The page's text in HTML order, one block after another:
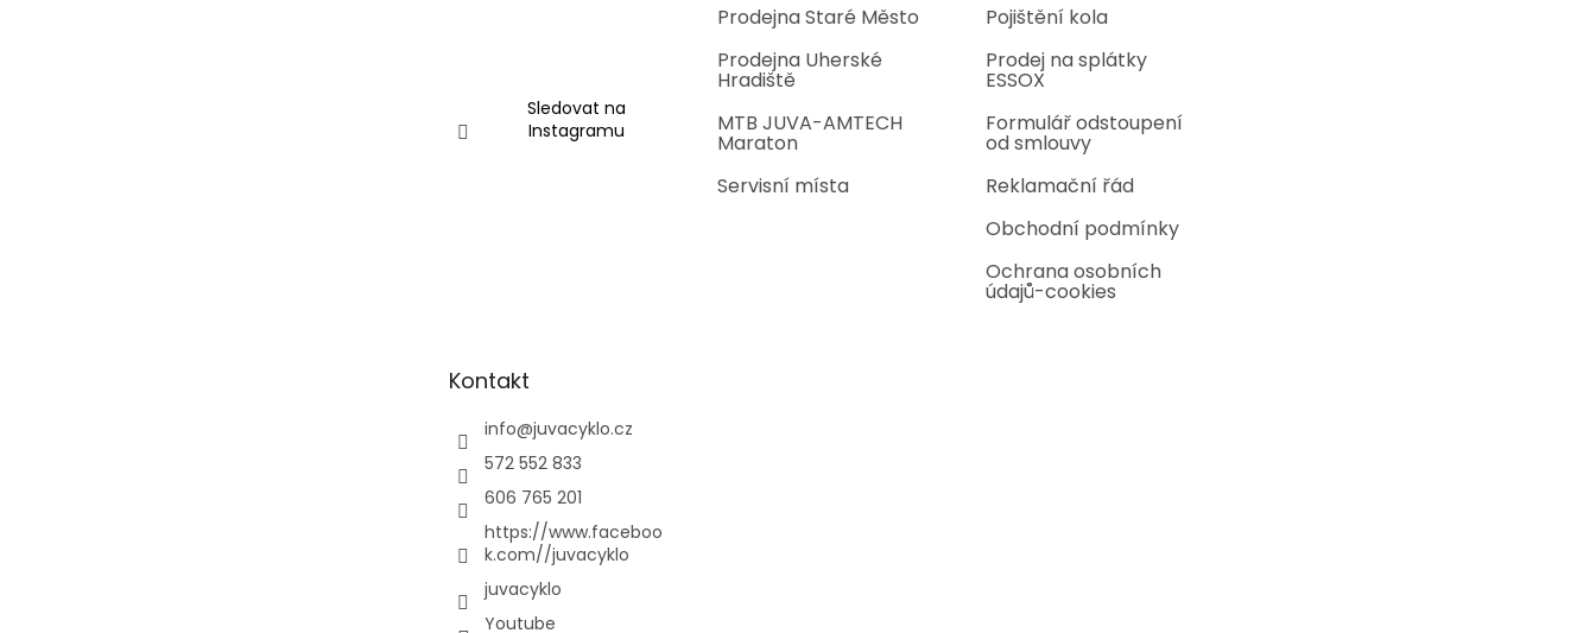
Sledovat na
Instagramu
Prodejna Staré Město
Prodejna Uherské
Hradiště
MTB JUVA-AMTECH
Maraton
Servisní místa
Pojištění kola
Prodej na splátky
ESSOX
Formulář odstoupení
od smlouvy
Reklamační řád
Obchodní podmínky
Ochrana osobních
údajů-cookies
Kontakt
info@juvacyklo.cz
572 552 833
606 765 201
https://www.faceboo
k.com//juvacyklo
juvacyklo
Youtube